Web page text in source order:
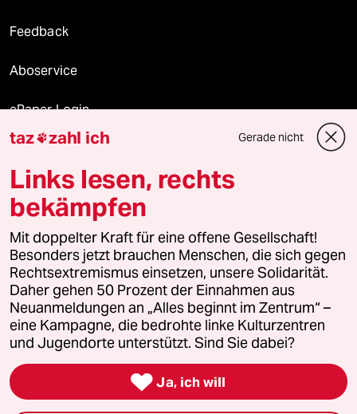
Feedback
Aboservice
ePaper Login
Downloads für Abonnierende
© 2026 taz Verlags und Vertriebs GmbH
Alle Rechte vorbehalten. Bei rechtlichen Fragen oder für Genehmigungen
wenden Sie sich bitte an lizenzen@taz.de
Feedback Redaktionsstatut Kommune-Richtlinien
Leitlinie Informant Datenschutz Impressum AGB
Seitenwende Einwilligungen widerrufen (Ads)
taz zahl ich Gerade nicht
Links lesen, rechts
bekämpfen
Mit doppelter Kraft für eine offene Gesellschaft!
Besonders jetzt brauchen Menschen, die sich gegen
Rechtsextremismus einsetzen, unsere Solidarität.
Daher gehen 50 Prozent der Einnahmen aus
Neuanmeldungen an „Alles beginnt im Zentrum“ –
eine Kampagne, die bedrohte linke Kulturzentren
und Jugendorte unterstützt. Sind Sie dabei?
 Ja, ich will